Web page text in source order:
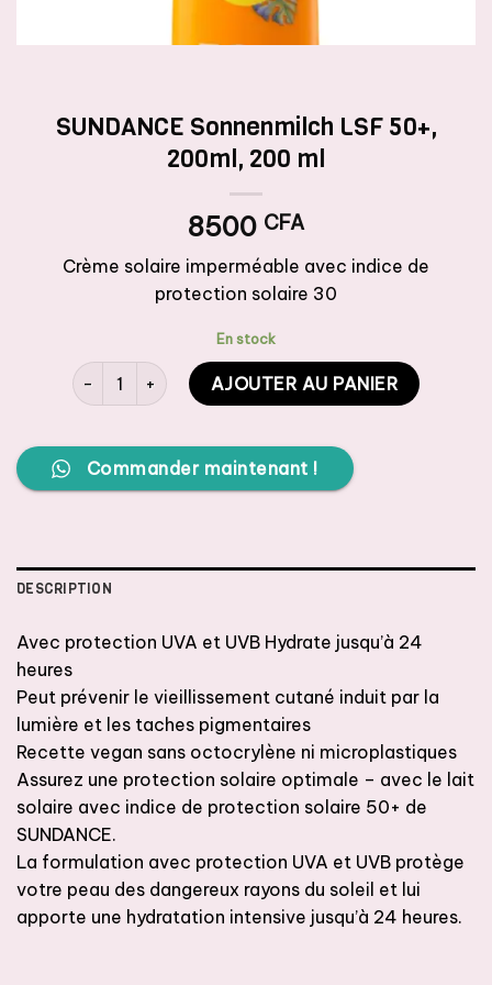
SUNDANCE Sonnenmilch LSF 50+,
200ml, 200 ml
8500 CFA
Crème solaire imperméable avec indice de
protection solaire 30
En stock
quantité de SUNDANCE Sonnenmilch LSF 50+, 200ml,
AJOUTER AU PANIER
Commander maintenant !
DESCRIPTION
Avec protection UVA et UVB Hydrate jusqu’à 24
heures
Peut prévenir le vieillissement cutané induit par la
lumière et les taches pigmentaires
Recette vegan sans octocrylène ni microplastiques
Assurez une protection solaire optimale – avec le lait
solaire avec indice de protection solaire 50+ de
SUNDANCE.
La formulation avec protection UVA et UVB protège
votre peau des dangereux rayons du soleil et lui
apporte une hydratation intensive jusqu’à 24 heures.